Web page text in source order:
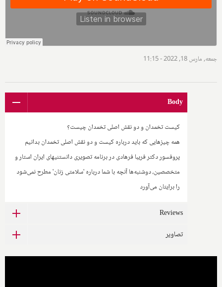
جمعه, مارس 18, 2022 - 11:15
Body
کیست تخمدان و دو نقش اصلی تخمدان چیست؟
همه چیزهایی که باید درباره کیست و دو نقش اصلی تخمدان بدانیم
پروفسور دکتر فریبا فرهادی در برنامه تصویری دانستنیهای ایران استار و
متخصصین، دوشنبه‌ها آنچه با شما درباره 'سلامتی زنان' مطرح نمی‌شود
را برایتان می‌آورد
Reviews
تصاویر